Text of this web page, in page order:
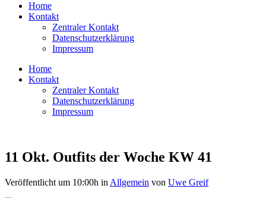
Home
Kontakt
Zentraler Kontakt
Datenschutzerklärung
Impressum
Home
Kontakt
Zentraler Kontakt
Datenschutzerklärung
Impressum
11 Okt. Outfits der Woche KW 41
Veröffentlicht um 10:00h in Allgemein von Uwe Greif